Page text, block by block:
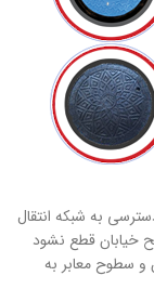
به شبکه انتقال
خیابان قطع نشود
و سطوح معابر به